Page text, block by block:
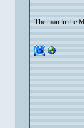
The man in the